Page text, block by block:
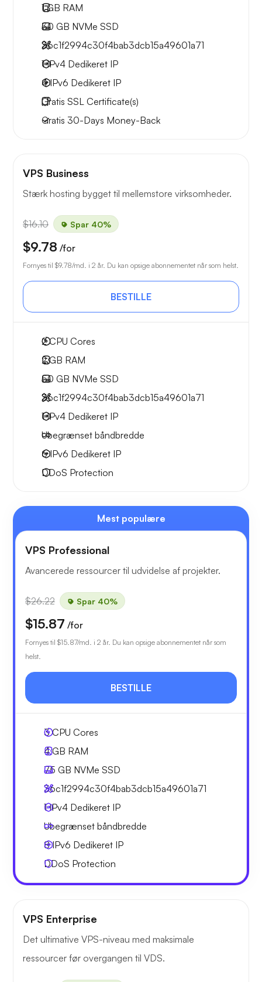
1 GB RAM
30 GB NVMe SSD
36c1f2994c30f4bab3dcb15a49601a71
1 IPv4 Dedikeret IP
4 IPv6 Dedikeret IP
Gratis SSL Certificate(s)
Gratis 30-Days Money-Back
VPS Business
Stærk hosting bygget til mellemstore virksomheder.
$16.10 Spar 40%
$9.78 /for
Fornyes til $9.78/md. i 2 år. Du kan opsige abonnementet når som helst.
BESTILLE
2CPU Cores
2 GB RAM
50 GB NVMe SSD
36c1f2994c30f4bab3dcb15a49601a71
1 IPv4 Dedikeret IP
Ubegrænset båndbredde
6 IPv6 Dedikeret IP
DDoS Protection
Mest populære
VPS Professional
Avancerede ressourcer til udvidelse af projekter.
$26.22 Spar 40%
$15.87 /for
Fornyes til $15.87/md. i 2 år. Du kan opsige abonnementet når som
helst.
BESTILLE
3CPU Cores
4 GB RAM
75 GB NVMe SSD
36c1f2994c30f4bab3dcb15a49601a71
1 IPv4 Dedikeret IP
Ubegrænset båndbredde
8 IPv6 Dedikeret IP
DDoS Protection
VPS Enterprise
Det ultimative VPS-niveau med maksimale
ressourcer før overgangen til VDS.